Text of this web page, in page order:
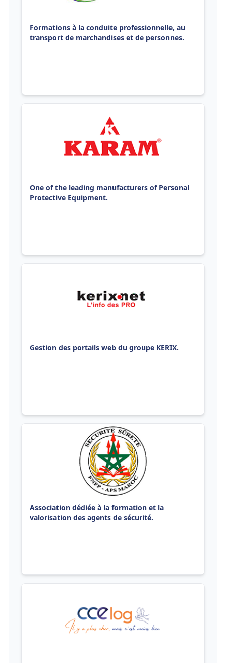
Formations à la conduite professionnelle, au
transport de marchandises et de personnes.
One of the leading manufacturers of Personal
Protective Equipment.
Gestion des portails web du groupe KERIX.
Association dédiée à la formation et la
valorisation des agents de sécurité.